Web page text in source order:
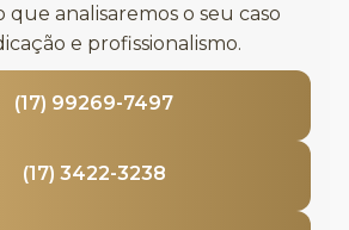
que analisaremos o seu caso
e profissionalismo.
(17) 99269-7497
(17) 3422-3238